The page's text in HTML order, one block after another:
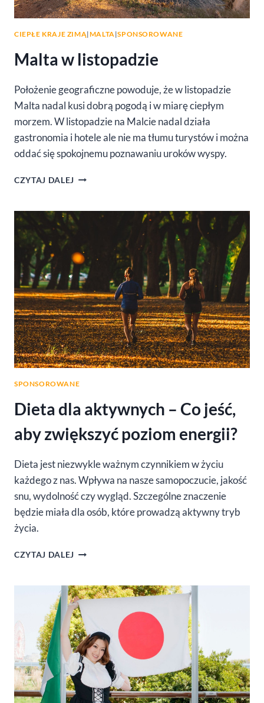
CIEPŁE KRAJE ZIMĄ|MALTA |SPONSOROWANE
Malta w listopadzie
Położenie geograficzne powoduje, że w listopadzie
Malta nadal kusi dobrą pogodą i w miarę ciepłym
morzem. W listopadzie na Malcie nadal działa
gastronomia i hotele ale nie ma tłumu turystów i można
oddać się spokojnemu poznawaniu uroków wyspy.
CZYTAJ DALEJ MALTA
SPONSOROWANE
Dieta dla aktywnych – Co jeść,
aby zwiększyć poziom energii?
Dieta jest niezwykle ważnym czynnikiem w życiu
każdego z nas. Wpływa na nasze samopoczucie, jakość
snu, wydolność czy wygląd. Szczególne znaczenie
będzie miała dla osób, które prowadzą aktywny tryb
życia.
CZYTAJ DALEJ DIETA
–
CO
JEŚĆ,
ABY
ZWIĘKSZYĆ
POZIOM
ENERGII?